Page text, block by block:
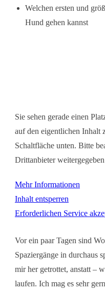
Welchen ersten und
Hund gehen kannst
Sie sehen gerade einen
auf den eigentlichen Inhalt
Schaltfläche unten. Bitte
Drittanbieter
Mehr Informationen
Inhalt entsperren
Erforderlichen Service
Vor ein paar Tagen sind
Spaziergänge in durchaus
mir her getrottet, anstatt –
laufen. Ich mag es sehr